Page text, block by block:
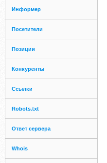
Информер
Посетители
Позиции
Конкуренты
Ссылки
Robots.txt
Ответ сервера
Whois